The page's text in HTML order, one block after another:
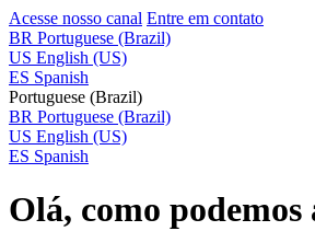
Acesse nosso canal Entre em contato
BR Portuguese (Brazil)
US English (US)
ES Spanish
Portuguese (Brazil)
BR Portuguese (Brazil)
US English (US)
ES Spanish
Olá, como